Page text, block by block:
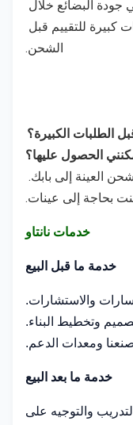
الشحن.
الحصول عليها؟
بحاجة إلى عينات.
خدمات نانتاو
خدمة ما قبل البيع
والاستشارات.
وتخطيط البناء.
ومعدات الدعم.
خدمة ما بعد البيع
والتوجيه على